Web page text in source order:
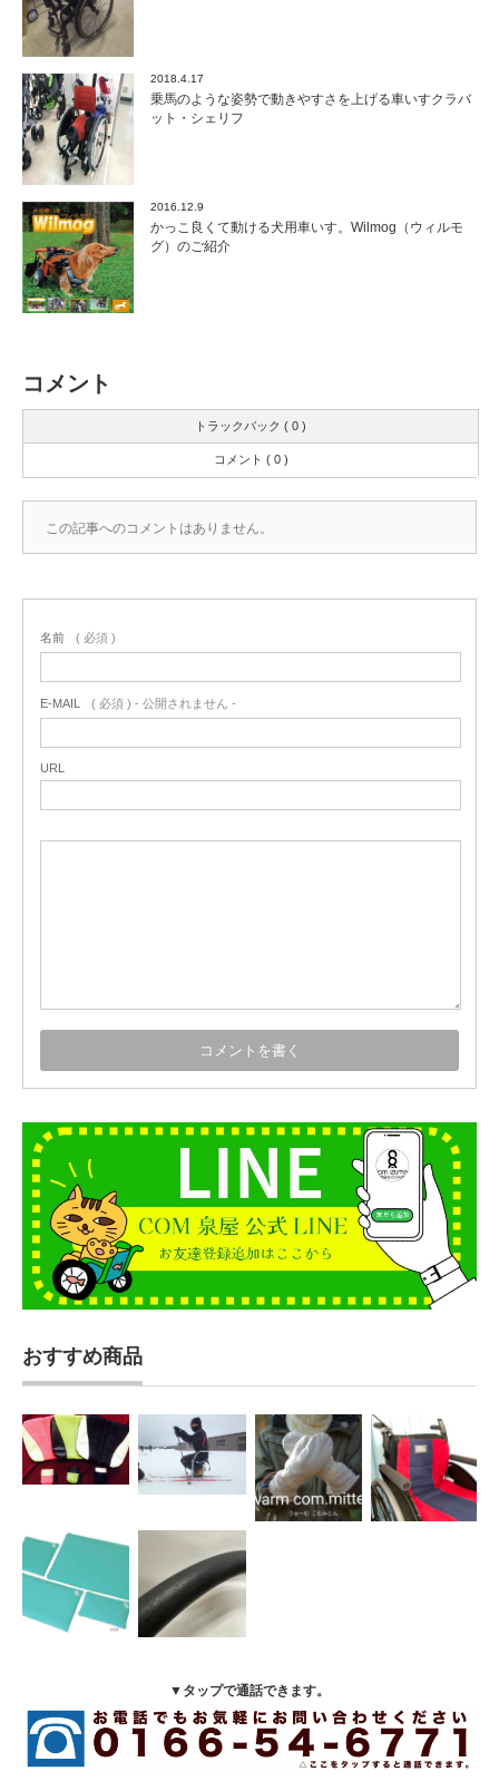
2018.4.17
乗馬のような姿勢で動きやすさを上げる車いすクラバ
ット・シェリフ
2016.12.9
かっこ良くて動ける犬用車いす。Wilmog（ウィルモ
グ）のご紹介
コメント
トラックバック ( 0 )
コメント ( 0 )
この記事へのコメントはありません。
名前 ( 必須 )
E-MAIL ( 必須 ) - 公開されません -
URL
おすすめ商品
▼タップで通話できます。